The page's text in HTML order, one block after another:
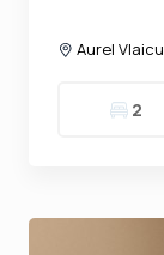
Aurel Vlaicu
2